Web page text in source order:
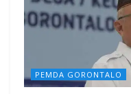
PEMDA GORONTALO